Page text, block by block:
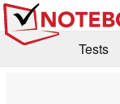
Tests